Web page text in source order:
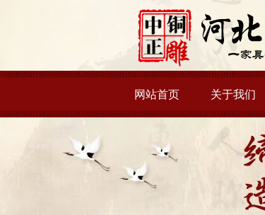
网站首页 关于我们